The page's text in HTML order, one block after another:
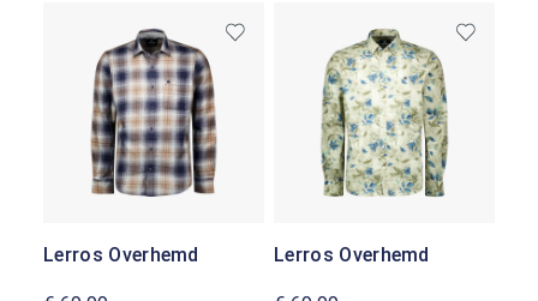
Lerros Overhemd Lerros Overhemd